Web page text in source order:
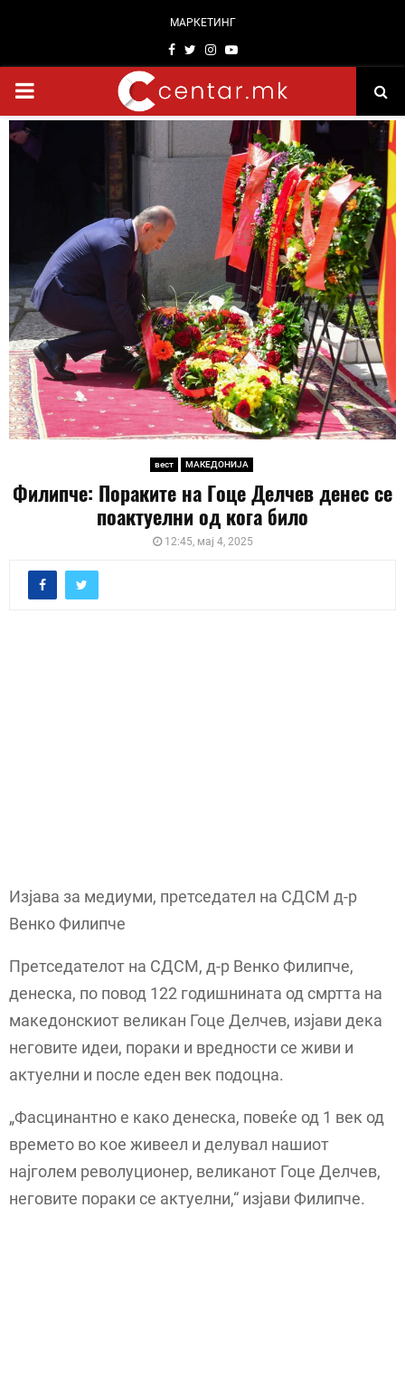
МАРКЕТИНГ
Facebook
TwitterInstagram
Youtube
PRIMARY
MENU
вест МАКЕДОНИЈА
Филипче: Пораките на Гоце Делчев денес се
поактуелни од кога било
12:45, мај 4, 2025
Изјава за медиуми, претседател на СДСМ д-р
Венко Филипче
Претседателот на СДСМ, д-р Венко Филипче,
денеска, по повод 122 годишнината од смртта на
македонскиот великан Гоце Делчев, изјави дека
неговите идеи, пораки и вредности се живи и
актуелни и после еден век подоцна.
„Фасцинантно е како денеска, повеќе од 1 век од
времето во кое живеел и делувал нашиот
најголем револуционер, великанот Гоце Делчев,
неговите пораки се актуелни,“ изјави Филипче.